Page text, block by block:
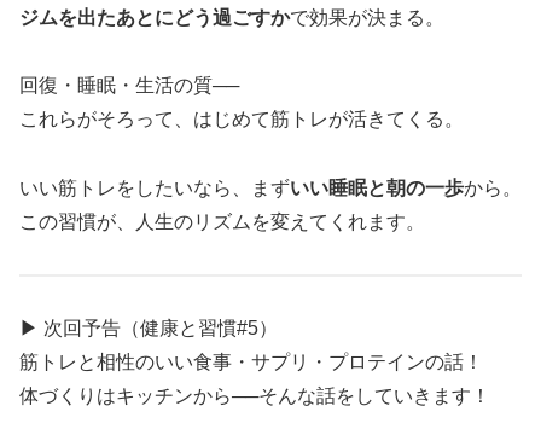
ジムを出たあとにどう過ごすかで効果が決まる。
回復・睡眠・生活の質──
これらがそろって、はじめて筋トレが活きてくる。
いい筋トレをしたいなら、まずいい睡眠と朝の一歩から。
この習慣が、人生のリズムを変えてくれます。
▶ 次回予告（健康と習慣#5）
筋トレと相性のいい食事・サプリ・プロテインの話！
体づくりはキッチンから──そんな話をしていきます！